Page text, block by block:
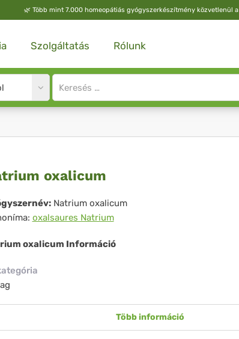
🌿 Több mint 7.000 homeopátiás gyógyszerkészítmény közvetlenül a
Szolgáltatás Rólunk
Site
search
oxalicum
Natrium oxalicum
oxalsaures Natrium
oxalicum Információ
Több információ